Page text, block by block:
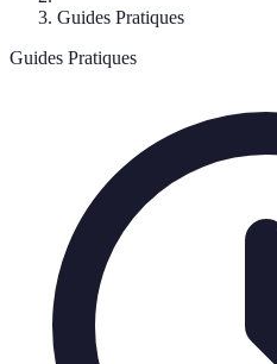
Guides Pratiques
Guides Pratiques